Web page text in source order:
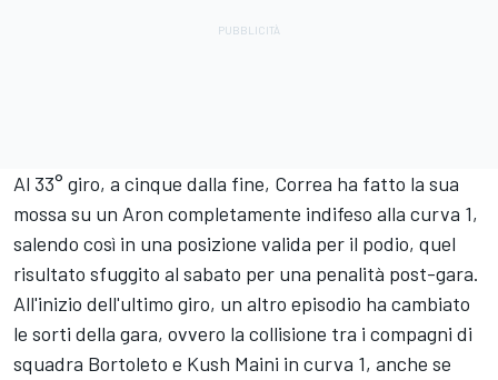
Al 33° giro, a cinque dalla fine, Correa ha fatto la sua
mossa su un Aron completamente indifeso alla curva 1,
salendo così in una posizione valida per il podio, quel
risultato sfuggito al sabato per una penalità post-gara.
All'inizio dell'ultimo giro, un altro episodio ha cambiato
le sorti della gara, ovvero la collisione tra i compagni di
squadra Bortoleto e Kush Maini in curva 1, anche se